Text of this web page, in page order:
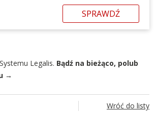
SPRAWDŹ
Legalis. Bądź na bieżąco, polub
→
Wróć do listy